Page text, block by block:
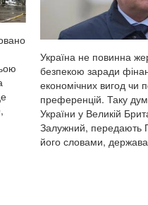
Україна не повинна
безпекою заради
економічних вигод чи
преференцій. Таку
України у Великій
Залужний, передають
його словами,